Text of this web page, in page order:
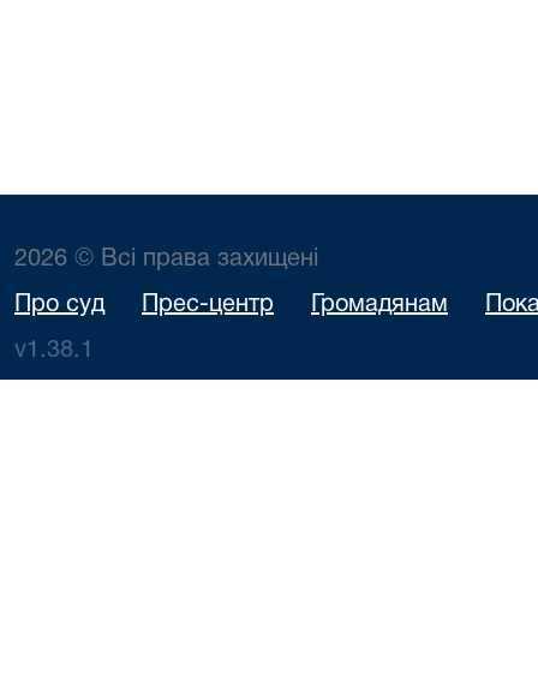
2026 © Всі права захищені
Про суд Прес-центр Громадянам
v1.38.1